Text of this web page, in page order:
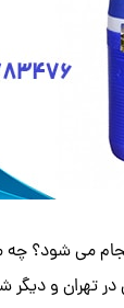
می شود؟ چه
تهران و دیگر